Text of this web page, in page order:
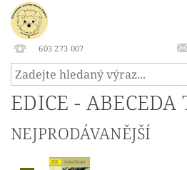
603 273 007
EDICE - ABECEDA
NEJPRODÁVANĚJŠÍ